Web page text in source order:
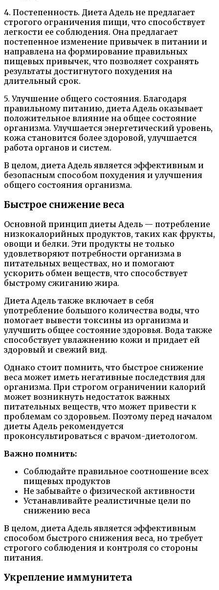
4. Постепенность. Диета Адель не предлагает
строгого ограничения пищи, что способствует
легкости ее соблюдения. Она предлагает
постепенное изменение привычек в питании и
направлена на формирование правильных
пищевых привычек, что позволяет сохранять
результаты достигнутого похудения на
длительный срок.
5. Улучшение общего состояния. Благодаря
правильному питанию, диета Адель оказывает
положительное влияние на общее состояние
организма. Улучшается энергетический уровень,
кожа становится более здоровой, улучшается
работа органов и систем.
В целом, диета Адель является эффективным и
безопасным способом похудения и улучшения
общего состояния организма.
Быстрое снижение веса
Основной принцип диеты Адель — потребление
низкокалорийных продуктов, таких как фрукты,
овощи и белки. Эти продукты не только
удовлетворяют потребности организма в
питательных веществах, но и помогают
ускорить обмен веществ, что способствует
быстрому сжиганию жира.
Диета Адель также включает в себя
употребление большого количества воды, что
помогает вывести токсины из организма и
улучшить общее состояние здоровья. Вода также
способствует увлажнению кожи и придает ей
здоровый и свежий вид.
Однако стоит помнить, что быстрое снижение
веса может иметь негативные последствия для
организма. При строгом ограничении калорий
может возникнуть недостаток важных
питательных веществ, что может привести к
проблемам со здоровьем. Поэтому перед началом
диеты Адель рекомендуется
проконсультироваться с врачом-диетологом.
Важно помнить:
Соблюдайте правильное соотношение всех
пищевых продуктов
Не забывайте о физической активности
Устанавливайте реалистичные цели по
снижению веса
В целом, диета Адель является эффективным
способом быстрого снижения веса, но требует
строгого соблюдения и контроля со стороны
питания.
Укрепление иммунитета